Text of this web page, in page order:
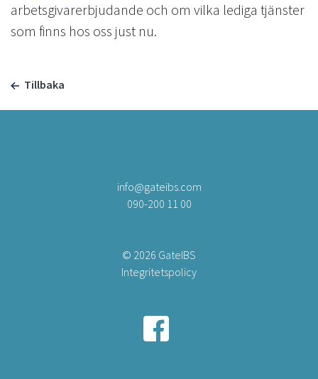
arbetsgivarerbjudande och om vilka lediga tjänster
som finns hos oss just nu.
Tillbaka
info@gateibs.com
090-200 11 00
© 2026 GateIBS
Integritetspolicy